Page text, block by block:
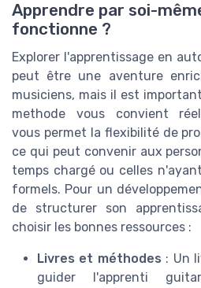
Apprendre par soi-
fonctionne ?
Explorer l'apprentissage en
peut être une aventure
musiciens, mais il est
methode vous convient
vous permet la flexibilité de
ce qui peut convenir aux
temps chargé ou celles
formels. Pour un
de structurer son
choisir les bonnes ressources :
Livres et méthodes : Un
guider l'apprenti